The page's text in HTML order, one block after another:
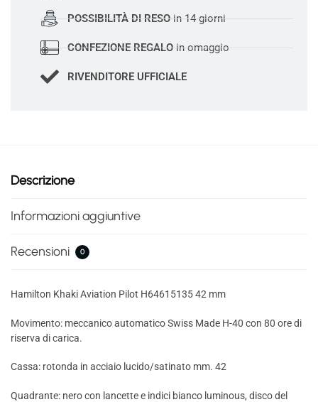
POSSIBILITÀ DI RESO in 14 giorni
CONFEZIONE REGALOin omaggio
RIVENDITORE UFFICIALE
Descrizione
Informazioni aggiuntive
Recensioni 0
Hamilton Khaki Aviation Pilot H64615135 42 mm
Movimento: meccanico automatico Swiss Made H-40 con 80 ore di
riserva di carica.
Cassa: rotonda in acciaio lucido/satinato mm. 42
Quadrante: nero con lancette e indici bianco luminous, disco del